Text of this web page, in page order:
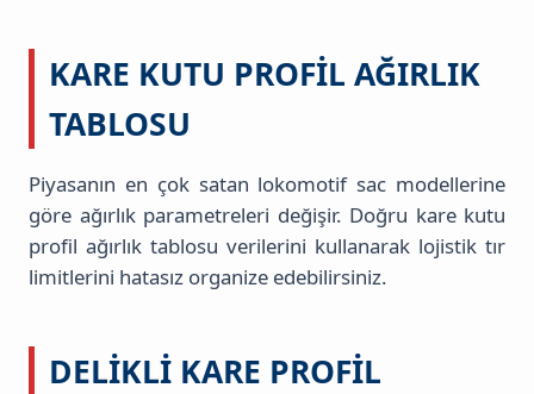
KARE KUTU PROFIL AĞIRLIK
TABLOSU
Piyasanın en çok satan lokomotif sac modellerine
göre ağırlık parametreleri değişir. Doğru kare kutu
profil ağırlık tablosu verilerini kullanarak lojistik tır
limitlerini hatasız organize edebilirsiniz.
DELIKLI KARE PROFIL